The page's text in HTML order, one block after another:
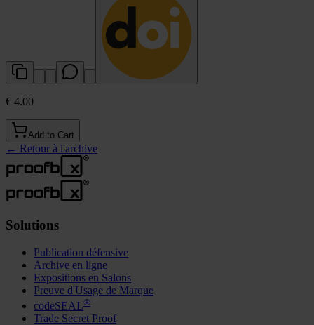
€ 4.00
Add to Cart
← Retour à l'archive
Solutions
Publication défensive
Archive en ligne
Expositions en Salons
Preuve d'Usage de Marque
codeSEAL®
Trade Secret Proof